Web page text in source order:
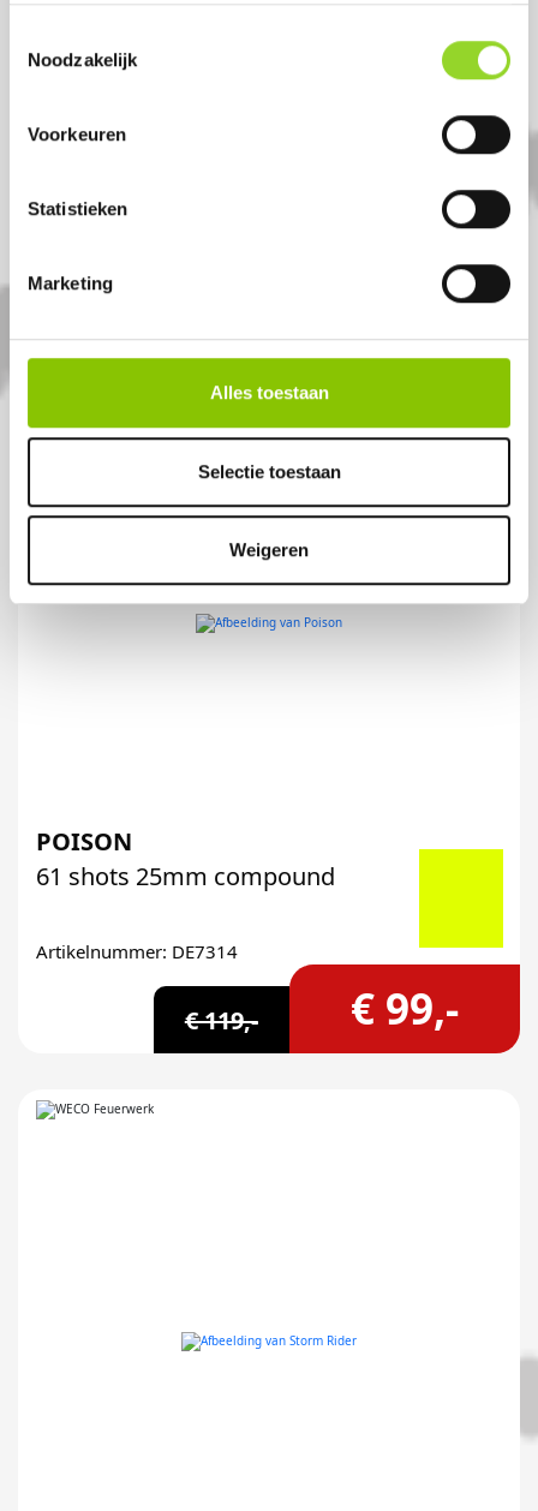
Noodzakelijk
Voorkeuren
Statistieken
Marketing
Alles toestaan
Selectie toestaan
Weigeren
REBEL
€ 19,99
POISON
61 shots 25mm compound
Artikelnummer: DE7314
€ 119,- € 99,-